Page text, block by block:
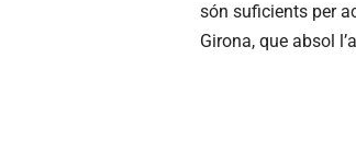
són suficients per
Girona, que absol